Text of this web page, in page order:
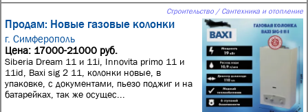
Строительство / Сантехника и отопление
Продам: Новые газовые колонки
г. Симферополь
Цена: 17000-21000 руб.
Siberia Dream 11 и 11i, Innovita primo 11 и
11id, Bаxi sig 2 11, колонки новые, в
упаковке, с документами, пьезо поджиг и на
батарейках, так же осущес...